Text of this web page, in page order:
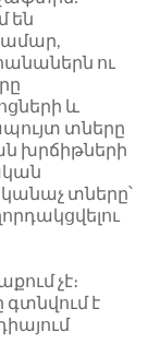
են
ու
և
տները
խրճիթների
տները՝
չէ։
է